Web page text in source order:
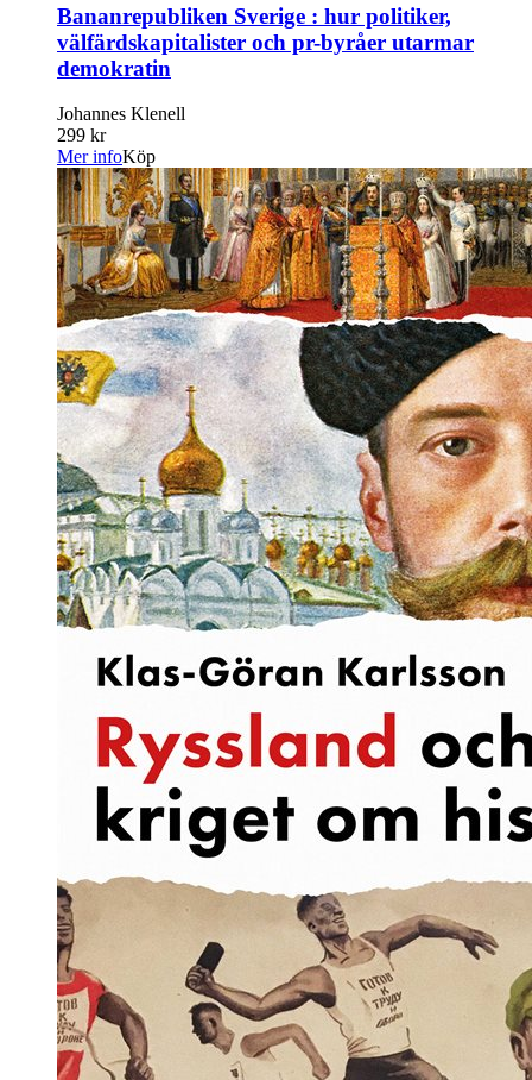
Bananrepubliken Sverige : hur politiker,
välfärdskapitalister och pr-byråer utarmar
demokratin
Johannes Klenell
299 kr
Mer infoKöp